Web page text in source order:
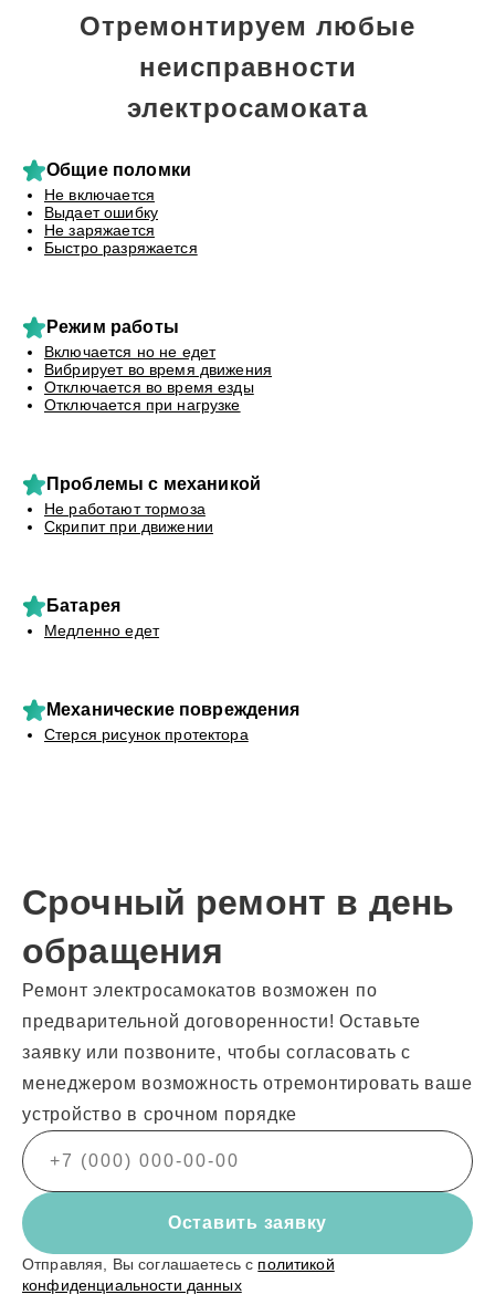
Отремонтируем любые
неисправности
электросамоката
Общие поломки
Не включается
Выдает ошибку
Не заряжается
Быстро разряжается
Режим работы
Включается но не едет
Вибрирует во время движения
Отключается во время езды
Отключается при нагрузке
Проблемы с механикой
Не работают тормоза
Скрипит при движении
Батарея
Медленно едет
Механические повреждения
Стерся рисунок протектора
Срочный ремонт в день
обращения
Ремонт электросамокатов возможен по
предварительной договоренности! Оставьте
заявку или позвоните, чтобы согласовать с
менеджером возможность отремонтировать ваше
устройство в срочном порядке
Оставить заявку
Отправляя, Вы соглашаетесь с политикой
конфиденциальности данных